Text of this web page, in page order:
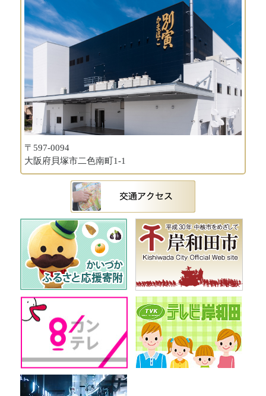
〒597-0094
大阪府貝塚市二色南町1-1